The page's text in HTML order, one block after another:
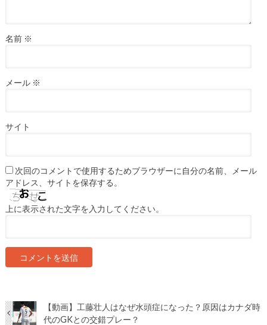
名前 ※
メール ※
サイト
次回のコメントで使用するためブラウザーに自分の名前、メール
アドレス、サイトを保存する。
上に表示された文字を入力してください。
【動画】工藤壮人はなぜ水頭症になった？原因はカナダ時
代のGKとの交錯プレー？